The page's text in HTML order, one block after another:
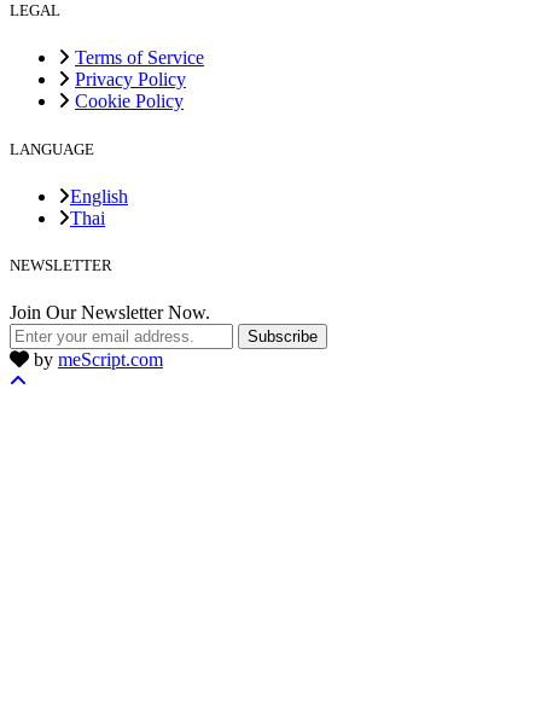
LEGAL
Terms of Service
Privacy Policy
Cookie Policy
LANGUAGE
English
Thai
NEWSLETTER
Join Our Newsletter Now.
Subscribe
by meScript.com